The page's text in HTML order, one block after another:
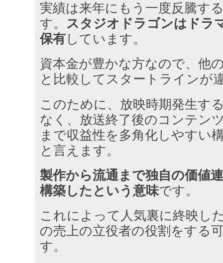
実績は来年にもう一度反騰す
す。 スタジオドラゴンはドラ
保有しています。
資本金が豊かな方なので、他
と比較してスタートラインが
このために、放映時期発生す
なく、放送終了後のコンテン
まで収益性を多角化しやすい
と言えます。
製作から流通まで独自の価値
構築したという意味です。
これによって人気裏に終映し
の売上の立役者の役割をする
す。